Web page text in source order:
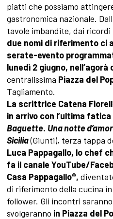
piatti che possiamo
gastronomica nazionale.
tavole imbandite, dai ricordi
due nomi di riferimento ci
serate-evento
lunedì 2 giugno,
centralissima Piazza del
Tagliamento.
La scrittrice Catena
in arrivo con l’ultima
Baguette. Una notte
Sicilia(Giunti), terza tappa
Luca Pappagallo, lo chef
fa il canale YouTube/
Casa Pappagallo®,
di riferimento della cucina
follower. Gli incontri saranno
svolgeranno in Piazza del